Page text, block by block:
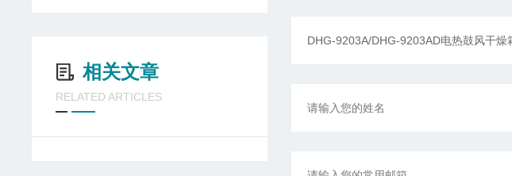
相关文章
RELATED ARTICLES